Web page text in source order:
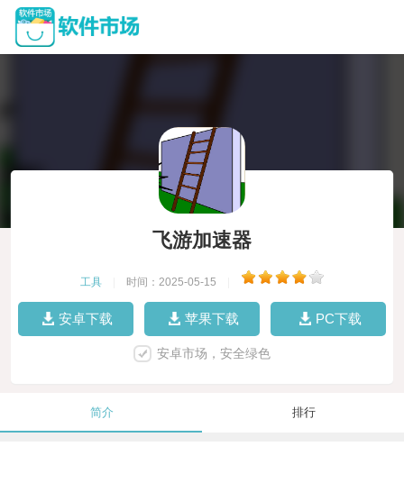
飞游加速器
工具 时间：2025-05-15
安卓下载 苹果下载 PC下载
安卓市场，安全绿色
简介 排行